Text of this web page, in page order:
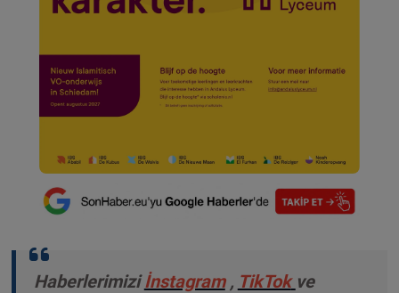
Haberlerimiziİnstagram , TikTok ve